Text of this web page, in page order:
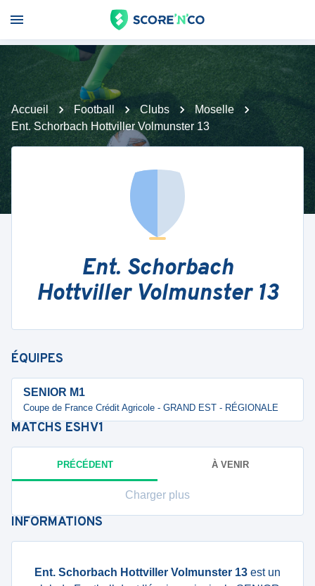
Accueil Football Clubs
Moselle
Ent. Schorbach Hottviller Volmunster 13
Ent. Schorbach
Hottviller Volmunster 13
ÉQUIPES
SENIOR M1
Coupe de France Crédit Agricole - GRAND EST - RÉGIONALE
MATCHS ESHV1
PRÉCÉDENT À VENIR
Charger plus
INFORMATIONS
Ent. Schorbach Hottviller Volmunster 13 est un